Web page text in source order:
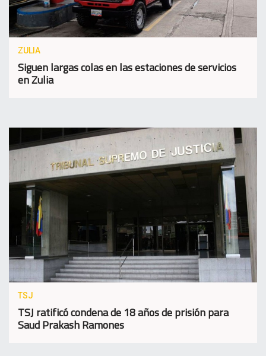
ZULIA
Siguen largas colas en las estaciones de servicios
en Zulia
TSJ
TSJ ratificó condena de 18 años de prisión para
Saud Prakash Ramones